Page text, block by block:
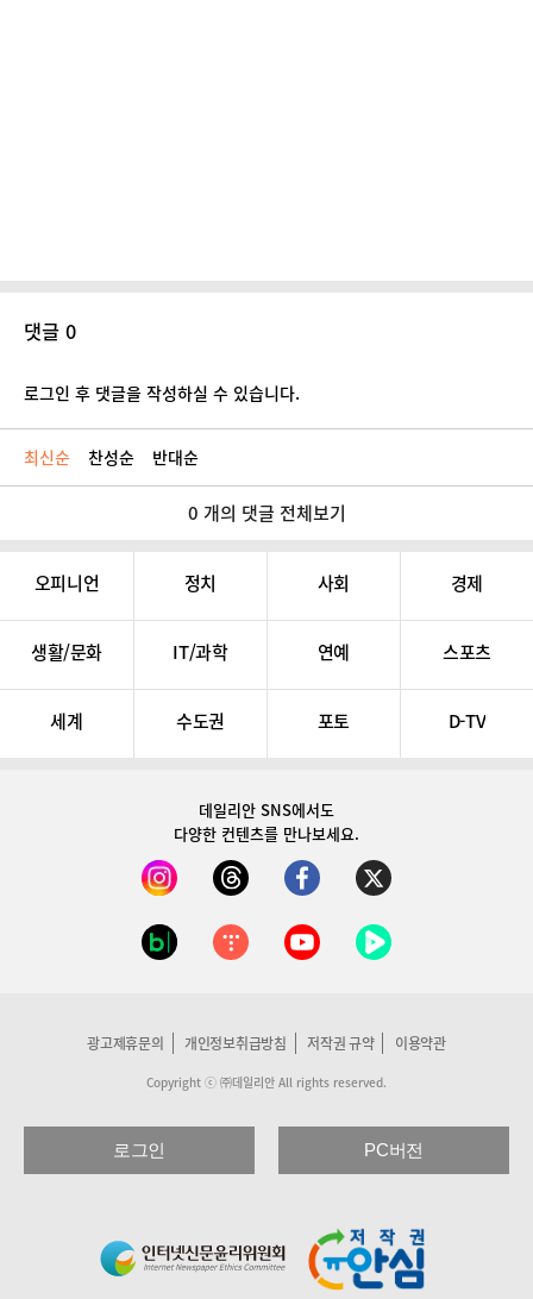
댓글 0
로그인 후 댓글을 작성하실 수 있습니다.
최신순 찬성순 반대순
0 개의 댓글 전체보기
오피니언 정치 사회 경제
생활/문화 IT/과학 연예 스포츠
세계 수도권 포토 D-TV
데일리안 SNS에서도
다양한 컨텐츠를 만나보세요.
광고제휴문의 개인정보취급방침 저작권 규약 이용약관
Copyright ⓒ ㈜데일리안 All rights reserved.
로그인 PC버전